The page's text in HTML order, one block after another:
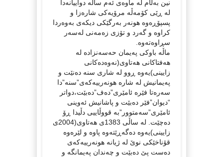
نین بەڵام لە ماوەی ئەم ساڵە دواییانەدا
لە ڕێی کۆمەڵە مرۆیەکی شارەزا و
پسپۆڕەوە هونەر بەرگێکی دیکەی بەوەردا
کراوە و گەرد و تۆزی زەمەنی لەسەر
سڕاوەتەوە.
ماڵە باوکی پەیمان حەسەنزادە لە
هەفتاکانی هەتاوی(نەوەدەکانی
زایینی)یەوە ڕوو لە شاری سنە دەنێت و
پەیمانیش لە شارە هونەرییەکەی”سنە”دا
سەرەتا فێرە ئامێری”دەف”دەبێت،دواتر
“دیوان”فێر دەبێت و پاشانیش ئەوینی
ئامێری”سەمتوور”بە قووڵاییی دڵیدا ڕۆ
دەچێت. لە ساڵی 1383ی هەتاوی(2004ی
زایینی)یەوە دەگەڕێتەوە پاوە و لێرەوە
قۆناخێکی نوێ لە ژیانە هونەرییەکەی
دەست پێ دەبێت و چەندان پەیمانگە و